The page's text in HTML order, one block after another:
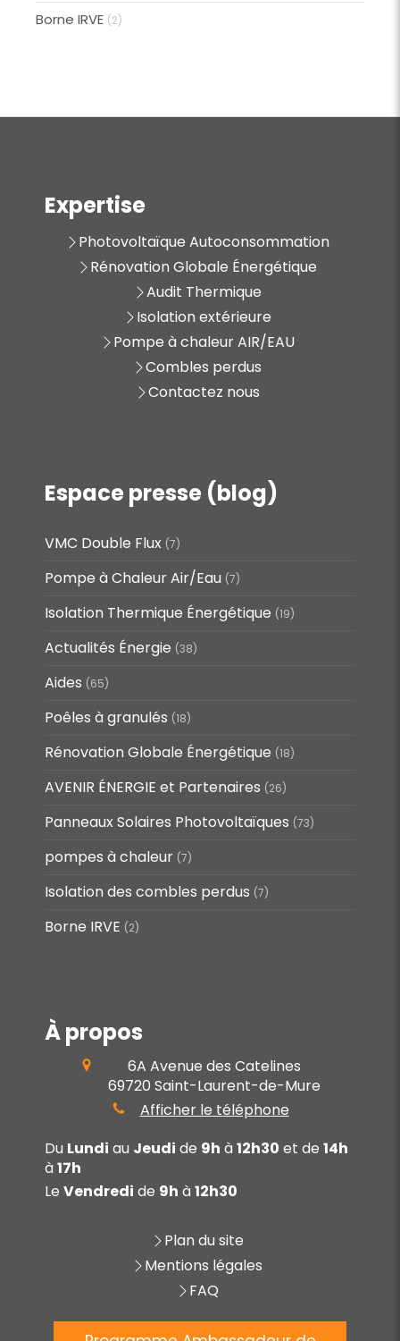
Borne IRVE (2)
Expertise
Photovoltaïque Autoconsommation
Rénovation Globale Énergétique
Audit Thermique
Isolation extérieure
Pompe à chaleur AIR/EAU
Combles perdus
Contactez nous
Espace presse (blog)
VMC Double Flux (7)
Pompe à Chaleur Air/Eau (7)
Isolation Thermique Énergétique (19)
Actualités Énergie (38)
Aides (65)
Poêles à granulés (18)
Rénovation Globale Énergétique (18)
AVENIR ÉNERGIE et Partenaires (26)
Panneaux Solaires Photovoltaïques (73)
pompes à chaleur (7)
Isolation des combles perdus (7)
Borne IRVE (2)
À propos
6A Avenue des Catelines
69720 Saint-Laurent-de-Mure
Afficher le téléphone
Du Lundi au Jeudi de 9h à12h30 et de 14h
à17h
Le Vendredi de 9h à12h30
Plan du site
Mentions légales
FAQ